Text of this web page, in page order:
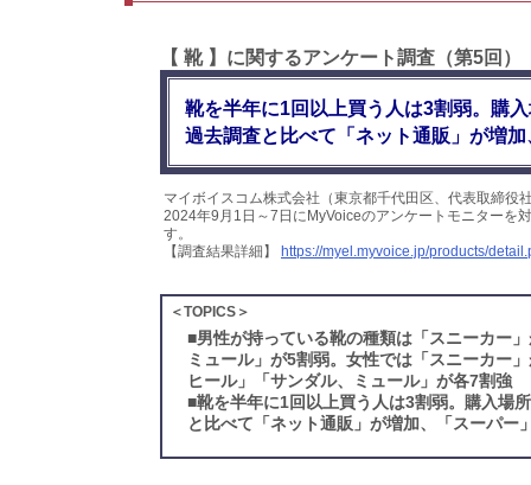
【 靴 】に関するアンケート調査（第5回）
靴を半年に1回以上買う人は3割弱。購
過去調査と比べて「ネット通販」が増
マイボイスコム株式会社（東京都千代田区、代表取締
2024年9月1日～7日にMyVoiceのアンケートモニターを
す。
【調査結果詳細】
https://myel.myvoice.jp/products/
＜TOPICS＞
■男性が持っている靴の種類は「スニーカー
ミュール」が5割弱。女性では「スニーカー
ヒール」「サンダル、ミュール」が各7割強
■靴を半年に1回以上買う人は3割弱。購入場
と比べて「ネット通販」が増加、「スーパー